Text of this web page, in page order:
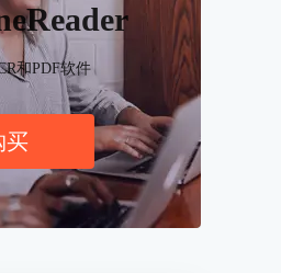
和PDF软件
买